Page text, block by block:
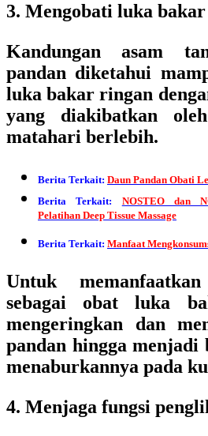
3. Mengobati luka
Kandungan asam
pandan diketahui
luka bakar ringan
yang diakibatkan
matahari berlebih.
Berita Terkait: Daun Pandan Obati
Berita Terkait:
NOSTEO dan
Pelatihan Deep Tissue Massage
Berita Terkait: Manfaat
Untuk
sebagai obat luka
mengeringkan dan
pandan hingga menjadi
menaburkannya pada
4. Menjaga fungsi